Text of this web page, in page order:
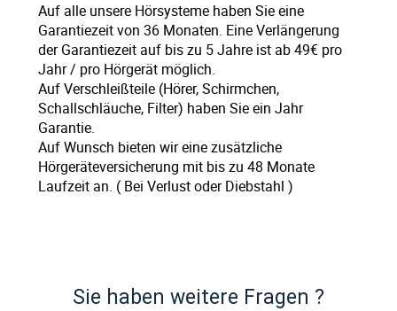
Auf alle unsere Hörsysteme haben Sie eine
Garantiezeit von 36 Monaten. Eine Verlängerung
der Garantiezeit auf bis zu 5 Jahre ist ab 49€ pro
Jahr / pro Hörgerät möglich.
Auf Verschleißteile (Hörer, Schirmchen,
Schallschläuche, Filter) haben Sie ein Jahr
Garantie.
Auf Wunsch bieten wir eine zusätzliche
Hörgeräteversicherung mit bis zu 48 Monate
Laufzeit an. ( Bei Verlust oder Diebstahl )
Sie haben weitere Fragen ?